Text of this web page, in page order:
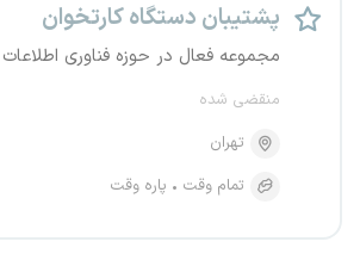
پشتیبان دستگاه کارتخوان
مجموعه فعال در حوزه فناوری اطلاعات
منقضی شده
تهران
تمام وقت
پاره وقت